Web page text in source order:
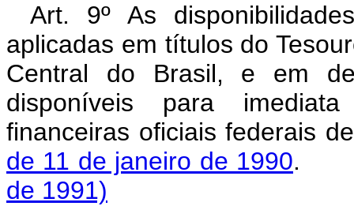
Art. 9º As
aplicadas em títulos do
Central do Brasil, e em
disponíveis para
financeiras oficiais federais
de 11 de janeiro de 1990.
de 1991)